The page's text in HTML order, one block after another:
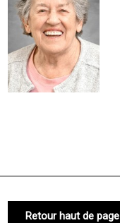
Retour haut de page